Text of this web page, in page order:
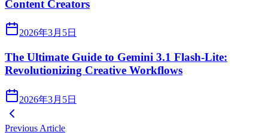
Content Creators
2026年3月5日
The Ultimate Guide to Gemini 3.1 Flash-Lite:
Revolutionizing Creative Workflows
2026年3月5日
Previous Article